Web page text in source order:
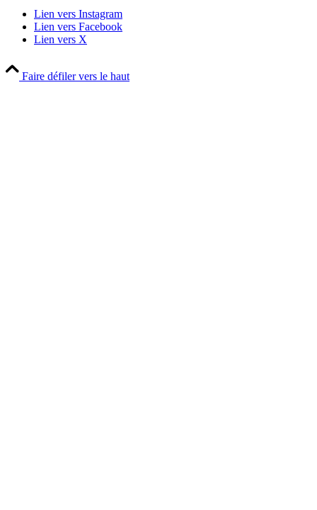
Lien vers Instagram
Lien vers Facebook
Lien vers X
Faire défiler vers le haut